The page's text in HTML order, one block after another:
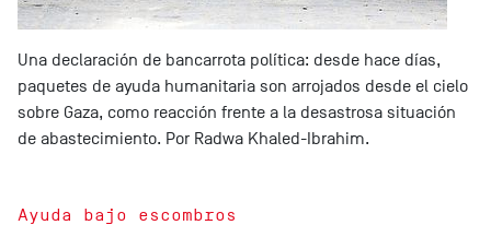
Una declaración de bancarrota política: desde hace días,
paquetes de ayuda humanitaria son arrojados desde el cielo
sobre Gaza, como reacción frente a la desastrosa situación
de abastecimiento. Por Radwa Khaled-Ibrahim.
Ayuda bajo escombros